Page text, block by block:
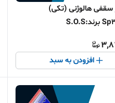
سقفی هالوژنی (تکی)
افزودن به سبد